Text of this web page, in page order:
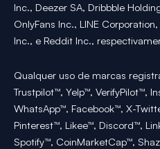
Inc., Deezer SA, Dribbble
OnlyFans Inc., LINE
Inc., e Reddit Inc.,
Qualquer uso de marcas
Trustpilot™, Yelp™, VerifyPilot™,
WhatsApp™, Facebook™, X-
Pinterest™, Likee™, Discord™,
Spotify™, CoinMarketCap™,